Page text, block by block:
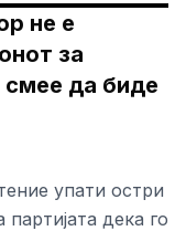
не е
за
смее да биде
упати остри
дека го